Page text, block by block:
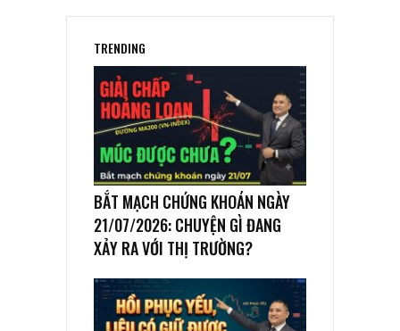
TRENDING
BẮT MẠCH CHỨNG KHOÁN NGÀY
21/07/2026: CHUYỆN GÌ ĐANG
XẢY RA VỚI THỊ TRƯỜNG?